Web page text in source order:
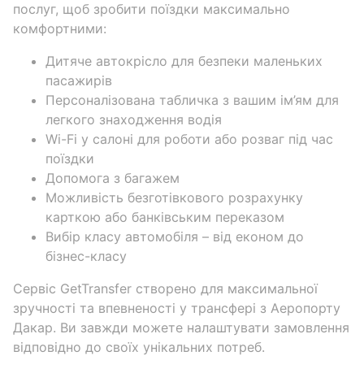
послуг, щоб зробити поїздки максимально
комфортними:
Дитяче автокрісло для безпеки маленьких
пасажирів
Персоналізована табличка з вашим ім’ям для
легкого знаходження водія
Wi-Fi у салоні для роботи або розваг під час
поїздки
Допомога з багажем
Можливість безготівкового розрахунку
карткою або банківським переказом
Вибір класу автомобіля – від економ до
бізнес-класу
Сервіс GetTransfer створено для максимальної
зручності та впевненості у трансфері з Аеропорту
Дакар. Ви завжди можете налаштувати замовлення
відповідно до своїх унікальних потреб.